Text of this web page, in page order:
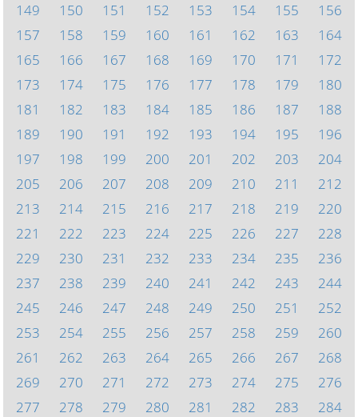
149
150 151 152 153 154 155
156
157
158 159 160 161 162 163
164
165
166 167 168 169 170 171
172
173
174 175 176 177 178 179
180
181
182 183 184 185 186 187
188
189
190 191 192 193 194 195
196
197
198 199 200 201 202 203
204
205
206 207 208 209 210 211
212
213
214 215 216 217 218 219
220
221
222 223 224 225 226 227
228
229
230 231 232 233 234 235
236
237
238 239 240 241 242 243
244
245
246 247 248 249 250 251
252
253
254 255 256 257 258 259
260
261
262 263 264 265 266 267
268
269
270 271 272 273 274 275
276
277
278 279 280 281 282 283
284